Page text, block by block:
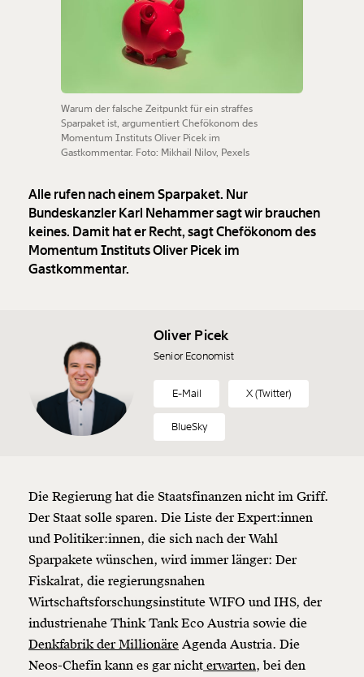
Warum der falsche Zeitpunkt für ein straffes
Sparpaket ist, argumentiert Chefökonom des
Momentum Instituts Oliver Picek im
Gastkommentar. Foto: Mikhail Nilov, Pexels
Alle rufen nach einem Sparpaket. Nur
Bundeskanzler Karl Nehammer sagt wir brauchen
keines. Damit hat er Recht, sagt Chefökonom des
Momentum Instituts Oliver Picek im
Gastkommentar.
Oliver Picek
Senior Economist
E-Mail X (Twitter)
BlueSky
Die Regierung hat die Staatsfinanzen nicht im Griff.
Der Staat solle sparen. Die Liste der Expert:innen
und Politiker:innen, die sich nach der Wahl
Sparpakete wünschen, wird immer länger: Der
Fiskalrat, die regierungsnahen
Wirtschaftsforschungsinstitute WIFO und IHS, der
industrienahe Think Tank Eco Austria sowie die
Denkfabrik der Millionäre Agenda Austria. Die
Neos-Chefin kann es gar nicht erwarten, bei den